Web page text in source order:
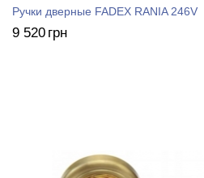
Ручки дверные FADEX RANIA 246V
9 520 грн